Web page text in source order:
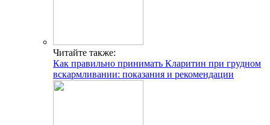
Читайте также:
Как правильно принимать Кларитин при грудном
вскармливании: показания и рекомендации